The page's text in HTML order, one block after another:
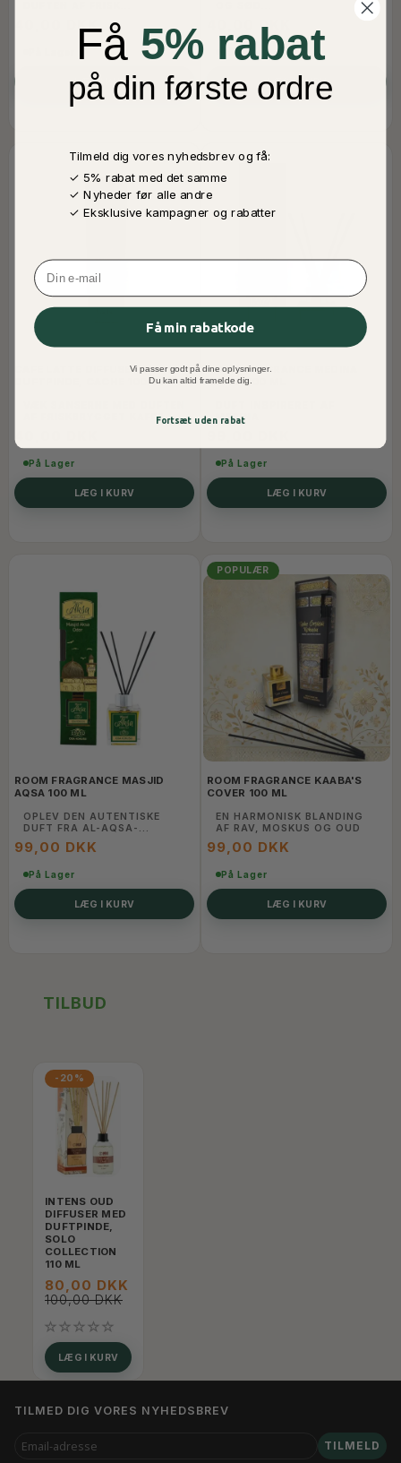
40,00 DKK
LÆG I KURV
40,00 DKK
På Lager
LÆG I KURV
CAFE LATTE DIFFUSER MED
DUFTPINDE, CACHE 100ML
AF FRISKBRYGGET KAFFE
40,00 DKK
På Lager
LÆG I KURV
ROOM FRAGRANCE MEDINA
RAVZA 100 ML
MEDINA
På Lager
LÆG I KURV
ROOM FRAGRANCE MASJID
AQSA 100 ML
OPLEV DEN AUTENTISKE
DUFT FRA AL-AQSA-
MOSKEEN I DIT HJEM
99,00 DKK
På Lager
LÆG I KURV
POPULÆR
ROOM FRAGRANCE KAABA'S
COVER 100 ML
EN HARMONISK BLANDING
AF RAV, MOSKUS OG OUD
99,00 DKK
På Lager
LÆG I KURV
TILBUD
-20%
INTENS OUD
DIFFUSER MED
DUFTPINDE,
SOLO
COLLECTION
110 ML
80,00 DKK
100,00 DKK
LÆG I KURV
TILMED DIG VORES NYHEDSBREV
EMAIL-
ADRESSE
TILMELD
Få 5% rabat
på din første ordre
Tilmeld dig vores nyhedsbrev og få:
✓ 5% rabat med det samme
✓ Nyheder før alle andre
✓ Eksklusive kampagner og rabatter
Email
Få min rabatkode
Vi passer godt på dine oplysninger.
Du kan altid framelde dig.
Fortsæt uden rabat